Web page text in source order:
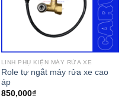
LINH PHỤ KIỆN MÁY RỬA XE
Role tự ngắt máy rửa xe cao
áp
850,000₫